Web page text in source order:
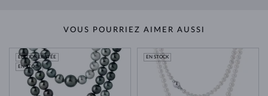
VOUS POURRIEZ AIMER AUSSI
ÉDITION LIMITÉE
EN STOCK
EN STOCK